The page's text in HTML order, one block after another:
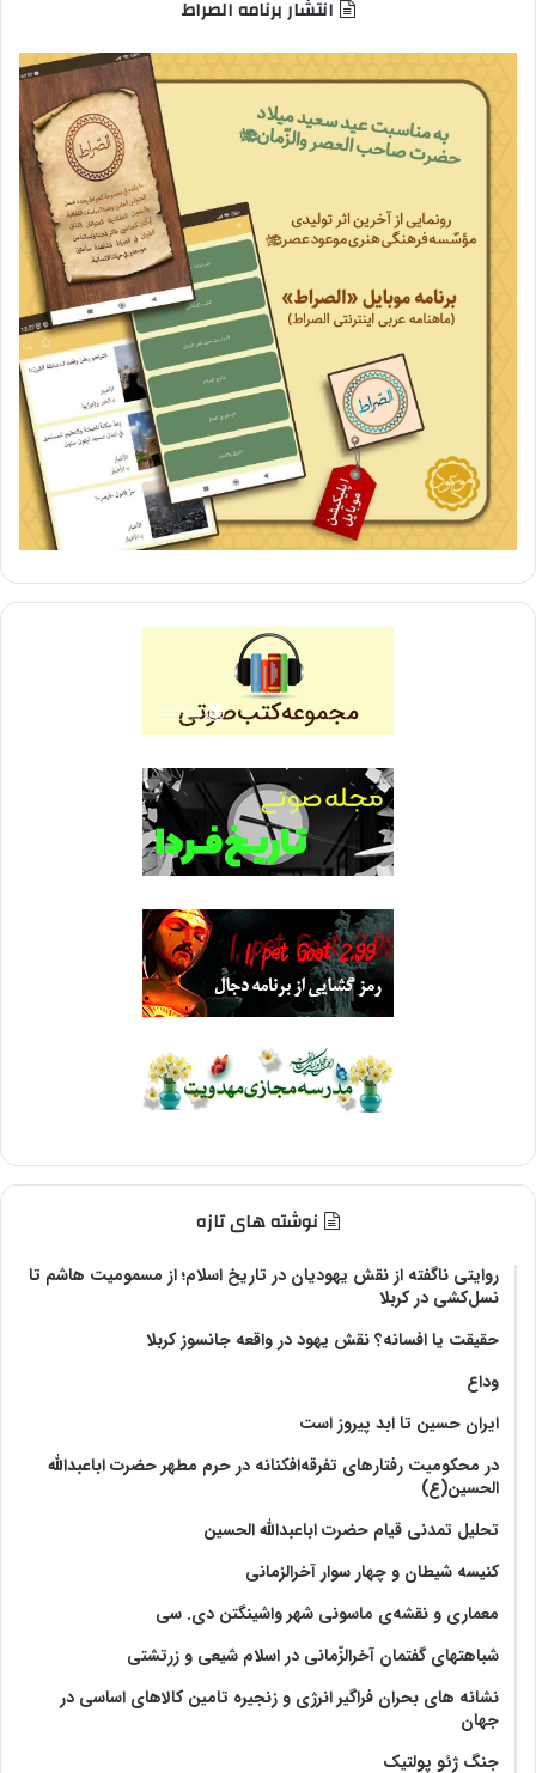
انتشار برنامه الصراط
نوشته های تازه
روایتی ناگفته از نقش یهودیان در تاریخ اسلام؛ از مسمومیت هاشم تا
نسل‌کشی در کربلا
حقیقت یا افسانه؟‌ نقش یهود در واقعه جانسوز کربلا
وداع
ایران حسین تا ابد پیروز است
در محکومیت رفتارهای تفرقه‌افکنانه در حرم مطهر حضرت اباعبدالله
الحسین(ع)
تحلیل تمدنی قیام حضرت اباعبدالله الحسین
کنیسه شیطان و چهار سوار آخرالزمانی
معماری و نقشه‌ی ماسونی شهر واشينگتن دی. سی
شباهتهای گفتمان آخر‌الزّمانی در اسلام شیعی و زرتشتی
نشانه های بحران فراگیر انرژی و زنجیره تامین کالاهای اساسی در
جهان
جنگ ژئو پولتیک